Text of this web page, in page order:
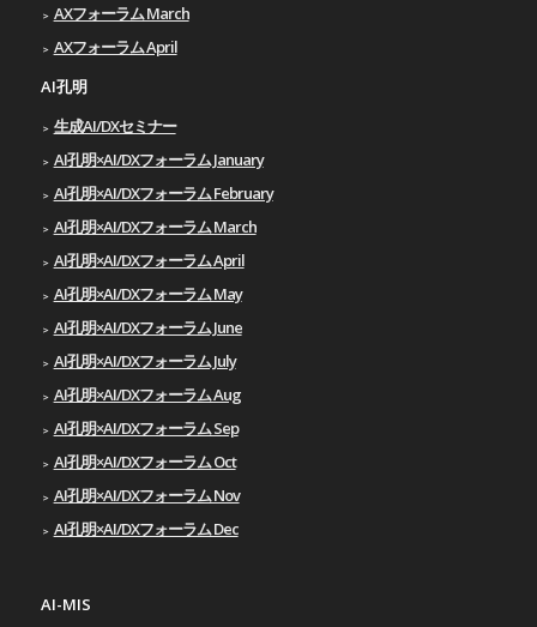
AXフォーラム March
AXフォーラム April
AI孔明
生成AI/DXセミナー
AI孔明×AI/DXフォーラム January
AI孔明×AI/DXフォーラム February
AI孔明×AI/DXフォーラム March
AI孔明×AI/DXフォーラム April
AI孔明×AI/DXフォーラム May
AI孔明×AI/DXフォーラム June
AI孔明×AI/DXフォーラム July
AI孔明×AI/DXフォーラム Aug
AI孔明×AI/DXフォーラム Sep
AI孔明×AI/DXフォーラム Oct
AI孔明×AI/DXフォーラム Nov
AI孔明×AI/DXフォーラム Dec
AI-MIS